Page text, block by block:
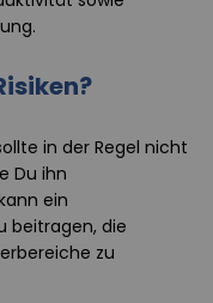
in der Regel nicht
Du ihn
ein
beitragen, die
zu